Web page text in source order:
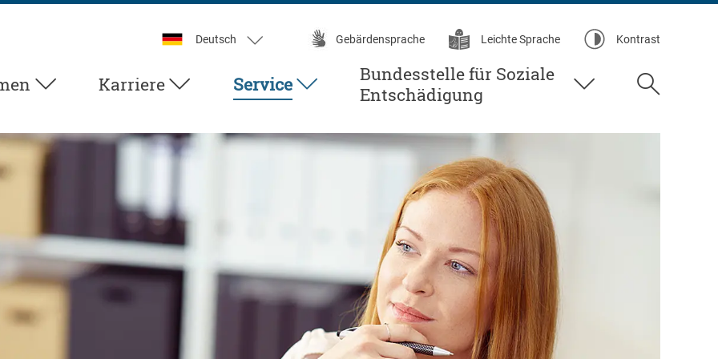
Deutsch Gebärdensprache Leichte Sprache Kontrast
Karriere Service
Bundesstelle für Soziale
Entschädigung
Suche